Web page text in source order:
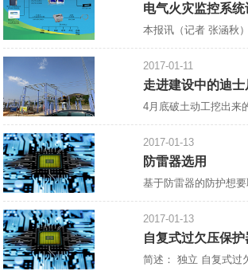
电气火灾监控系
2017-01-11
走进建设中的迪
2017-01-13
防雷器选用
2017-01-13
自复式过欠压保